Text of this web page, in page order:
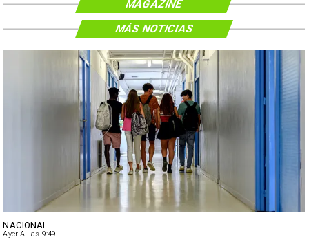
MAGAZINE
NACIONAL
Ayer A Las 9:49
MÁS NOTICIAS